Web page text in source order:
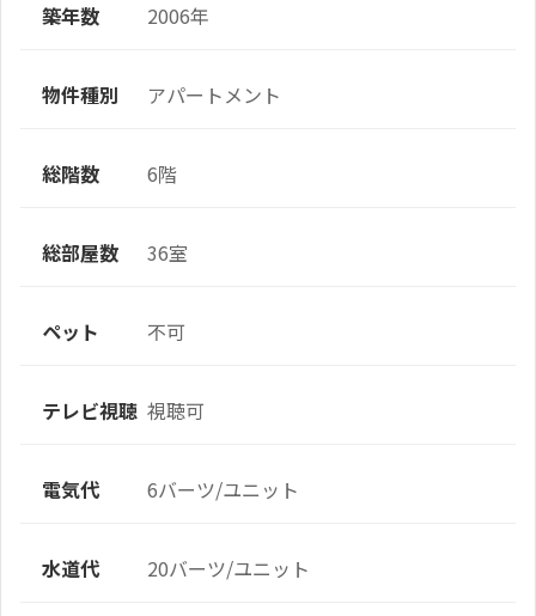
築年数 2006年
物件種別 アパートメント
総階数 6階
総部屋数 36室
ペット 不可
テレビ視聴 視聴可
電気代 6バーツ/ユニット
水道代 20バーツ/ユニット